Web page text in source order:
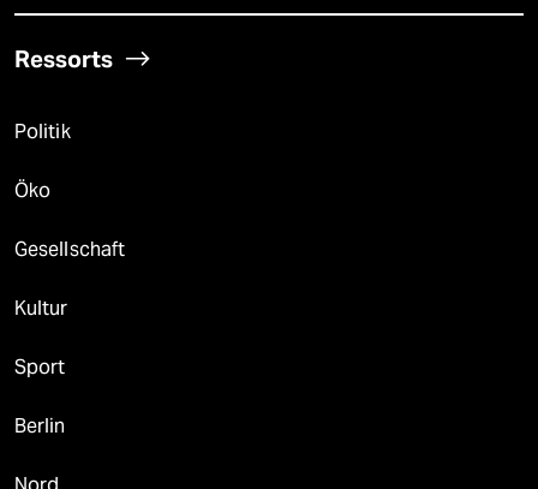
Ressorts
Politik
Öko
Gesellschaft
Kultur
Sport
Berlin